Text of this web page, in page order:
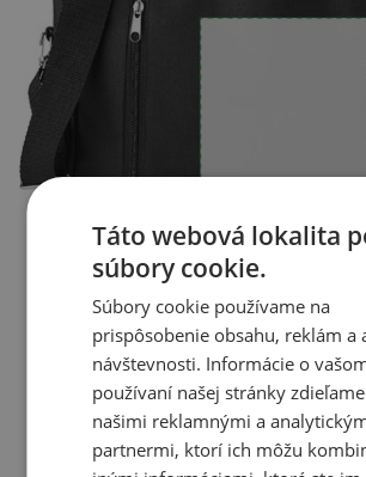
Táto webová lokalita
súbory cookie.
Súbory cookie používame na
prispôsobenie obsahu, reklám a
návštevnosti. Informácie o
používaní našej stránky
našimi reklamnými a
partnermi, ktorí ich môžu